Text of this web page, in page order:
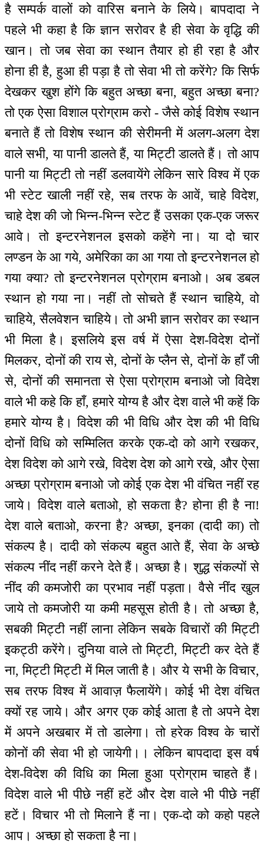
है सम्पर्क वालों को वारिस बनाने के लिये। बापदादा ने
पहले भी कहा है कि ज्ञान सरोवर है ही सेवा के वृद्धि की
खान। तो जब सेवा का स्थान तैयार हो ही रहा है और
होना ही है, हुआ ही पड़ा है तो सेवा भी तो करेंगे? कि सिर्फ
देखकर खुश होंगे कि बहुत अच्छा बना, बहुत अच्छा बना?
तो एक ऐसा विशाल प्रोग्राम करो - जैसे कोई विशेष स्थान
बनाते हैं तो विशेष स्थान की सेरीमनी में अलग-अलग देश
वाले सभी, या पानी डालते हैं, या मिट्टी डालते हैं। तो आप
पानी या मिट्टी तो नहीं डलवायेंगे लेकिन सारे विश्व में एक
भी स्टेट खाली नहीं रहे, सब तरफ के आवें, चाहे विदेश,
चाहे देश की जो भिन्न-भिन्न स्टेट हैं उसका एक-एक जरूर
आवे। तो इन्टरनेशनल इसको कहेंगे ना। या दो चार
लण्डन के आ गये, अमेरिका का आ गया तो इन्टरनेशनल हो
गया क्या? तो इन्टरनेशनल प्रोग्राम बनाओ। अब डबल
स्थान हो गया ना। नहीं तो सोचते हैं स्थान चाहिये, वो
चाहिये, सैलवेशन चाहिये। तो अभी ज्ञान सरोवर का स्थान
भी मिला है। इसलिये इस वर्ष में ऐसा देश-विदेश दोनों
मिलकर, दोनों की राय से, दोनों के प्लैन से, दोनों के हाँ जी
से, दोनों की समानता से ऐसा प्रोग्राम बनाओ जो विदेश
वाले भी कहे कि हाँ, हमारे योग्य है और देश वाले भी कहें कि
हमारे योग्य है। विदेश की भी विधि और देश की भी विधि
दोनों विधि को सम्मिलित करके एक-दो को आगे रखकर,
देश विदेश को आगे रखे, विदेश देश को आगे रखे, और ऐसा
अच्छा प्रोग्राम बनाओ जो कोई एक देश भी वंचित नहीं रह
जाये। विदेश वाले बताओ, हो सकता है? होना ही है ना!
देश वाले बताओ, करना है? अच्छा, इनका (दादी का) तो
संकल्प है। दादी को संकल्प बहुत आते हैं, सेवा के अच्छे
संकल्प नींद नहीं करने देते हैं। अच्छा है। शुद्ध संकल्पों से
नींद की कमजोरी का प्रभाव नहीं पड़ता। वैसे नींद खुल
जाये तो कमजोरी या कमी महसूस होती है। तो अच्छा है,
सबकी मिट्टी नहीं लाना लेकिन सबके विचारों की मिट्टी
इकट्ठी करेंगे। दुनिया वाले तो मिट्टी, मिट्टी कर देते हैं
ना, मिट्टी मिट्टी में मिल जाती है। और ये सभी के विचार,
सब तरफ विश्व में आवाज़ फैलायेंगे। कोई भी देश वंचित
क्यों रह जाये। और अगर एक कोई आता है तो अपने देश
में अपने अखबार में तो डालेगा। तो हरेक विश्व के चारों
कोनों की सेवा भी हो जायेगी।। लेकिन बापदादा इस वर्ष
देश-विदेश की विधि का मिला हुआ प्रोग्राम चाहते हैं।
विदेश वाले भी पीछे नहीं हटें और देश वाले भी पीछे नहीं
हटें। विचार भी तो मिलाने हैं ना। एक-दो को कहो पहले
आप। अच्छा हो सकता है ना।